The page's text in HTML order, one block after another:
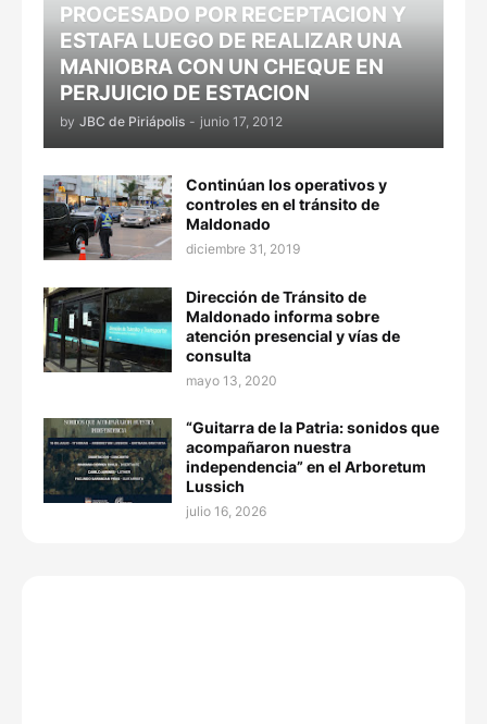
PROCESADO POR RECEPTACION Y
ESTAFA LUEGO DE REALIZAR UNA
MANIOBRA CON UN CHEQUE EN
PERJUICIO DE ESTACION
by JBC de Piriápolis - junio 17, 2012
Continúan los operativos y
controles en el tránsito de
Maldonado
diciembre 31, 2019
Dirección de Tránsito de
Maldonado informa sobre
atención presencial y vías de
consulta
mayo 13, 2020
“Guitarra de la Patria: sonidos que
acompañaron nuestra
independencia” en el Arboretum
Lussich
julio 16, 2026